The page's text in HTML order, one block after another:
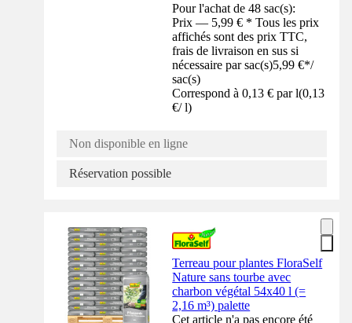
Pour l'achat de 48 sac(s):
Prix — 5,99 € * Tous les prix
affichés sont des prix TTC,
frais de livraison en sus si
nécessaire par sac(s)5,99 €*/
sac(s)
Correspond à 0,13 € par l(0,13
€/ l)
Non disponible en ligne
Réservation possible
Terreau pour plantes FloraSelf
Nature sans tourbe avec
charbon végétal 54x40 l (=
2,16 m³) palette
Cet article n'a pas encore été